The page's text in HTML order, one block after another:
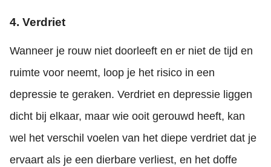
4. Verdriet
Wanneer je rouw niet doorleeft en er niet de tijd en
ruimte voor neemt, loop je het risico in een
depressie te geraken. Verdriet en depressie liggen
dicht bij elkaar, maar wie ooit gerouwd heeft, kan
wel het verschil voelen van het diepe verdriet dat je
ervaart als je een dierbare verliest, en het doffe